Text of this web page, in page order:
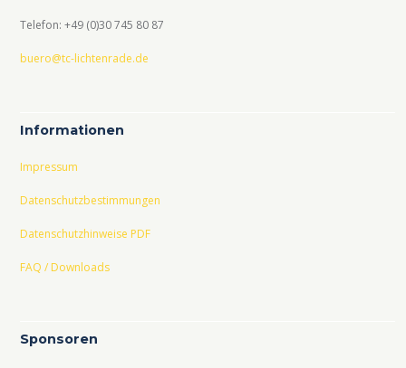
Telefon: +49 (0)30 745 80 87
buero@tc-lichtenrade.de
Informationen
Impressum
Datenschutzbestimmungen
Datenschutzhinweise PDF
FAQ / Downloads
Sponsoren